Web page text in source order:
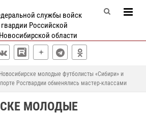
службы войск
Российской
области
молодые футболисты «Сибири» и
Росгвардии обменялись мастер-классами
МОЛОДЫЕ